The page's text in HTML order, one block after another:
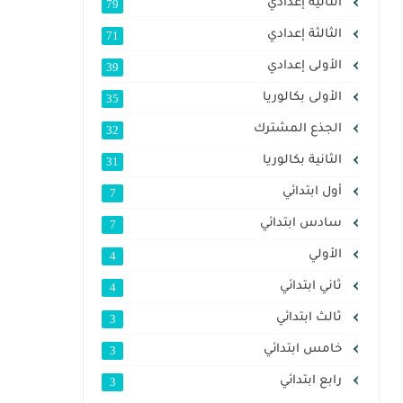
الثانية إعدادي 79
الثالثة إعدادي 71
الأولى إعدادي 39
الأولى بكالوريا 35
الجذع المشترك 32
الثانية بكالوريا 31
أول ابتدائي 7
سادس ابتدائي 7
الأولي 4
ثاني ابتدائي 4
ثالث ابتدائي 3
خامس ابتدائي 3
رابع ابتدائي 3